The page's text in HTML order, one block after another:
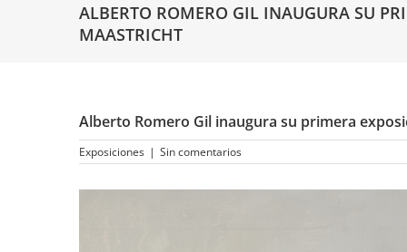
ALBERTO ROMERO GIL INAUGURA SU
MAASTRICHT
Alberto Romero Gil inaugura su primera
Exposiciones | Sin comentarios